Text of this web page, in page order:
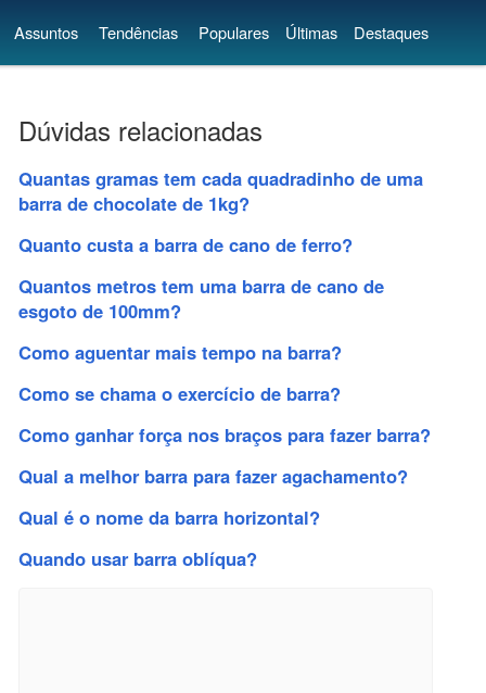
Assuntos Tendências Populares Últimas Destaques
Dúvidas relacionadas
Quantas gramas tem cada quadradinho de uma
barra de chocolate de 1kg?
Quanto custa a barra de cano de ferro?
Quantos metros tem uma barra de cano de
esgoto de 100mm?
Como aguentar mais tempo na barra?
Como se chama o exercício de barra?
Como ganhar força nos braços para fazer barra?
Qual a melhor barra para fazer agachamento?
Qual é o nome da barra horizontal?
Quando usar barra oblíqua?